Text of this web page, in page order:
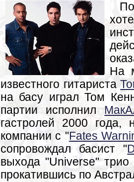
На
известного гитариста
на басу играл Том
партии исполнил
гастролей 2000
компании с "Fates
сопровождал басист "
выхода "Universe" трио
прокатившись по